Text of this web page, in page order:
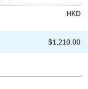
HKD
$1,210.00